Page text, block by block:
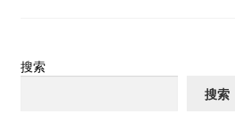
页
搜索
搜索